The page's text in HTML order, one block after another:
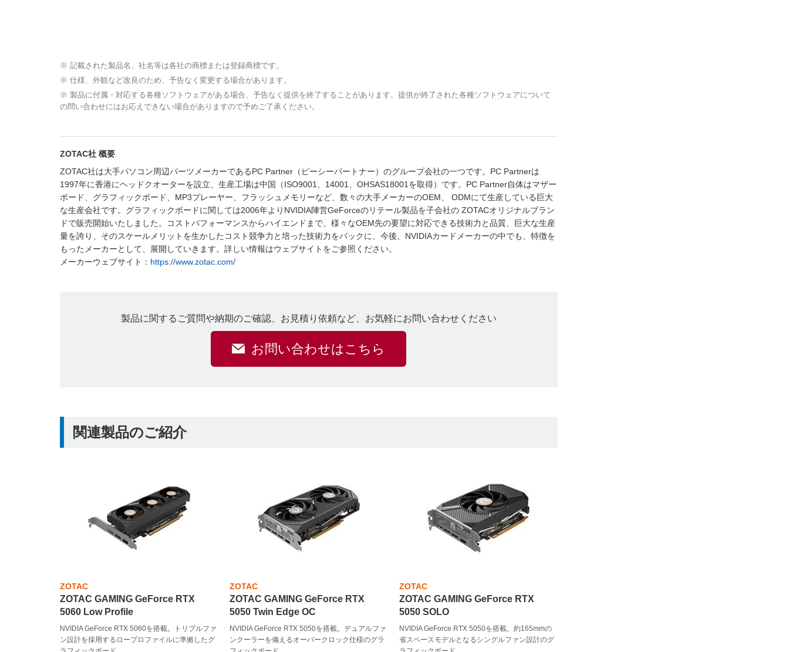
※ 記載された製品名、社名等は各社の商標または登録商標です。
※ 仕様、外観など改良のため、予告なく変更する場合があります。
※ 製品に付属・対応する各種ソフトウェアがある場合、予告なく提供を終了することがあります。提供が終了された各種ソフトウェアについて
の問い合わせにはお応えできない場合がありますので予めご了承ください。
ZOTAC社 概要
ZOTAC社は大手パソコン周辺パーツメーカーであるPC Partner（ピーシーパートナー）のグループ会社の一つです。PC Partnerは
1997年に香港にヘッドクオーターを設立、生産工場は中国（ISO9001、14001、OHSAS18001を取得）です。PC Partner自体はマザー
ボード、グラフィックボード、MP3プレーヤー、フラッシュメモリーなど、数々の大手メーカーのOEM、 ODMにて生産している巨大
な生産会社です。グラフィックボードに関しては2006年よりNVIDIA陣営GeForceのリテール製品を子会社の ZOTACオリジナルブラン
ドで販売開始いたしました。コストパフォーマンスからハイエンドまで、様々なOEM先の要望に対応できる技術力と品質、巨大な生産
量を誇り、そのスケールメリットを生かしたコスト競争力と培った技術力をバックに、今後、NVIDIAカードメーカーの中でも、特徴を
もったメーカーとして、展開していきます。詳しい情報はウェブサイトをご参照ください。
メーカーウェブサイト： https://www.zotac.com/
製品に関するご質問や納期のご確認、お見積り依頼など、お気軽にお問い合わせください
お問い合わせはこちら
関連製品のご紹介
ZOTAC
ZOTAC GAMING GeForce RTX
5060 Low Profile
NVIDIA GeForce RTX 5060を搭載。トリプルファ
ン設計を採用するロープロファイルに準拠したグ
ZOTAC
ZOTAC GAMING GeForce RTX
5050 Twin Edge OC
NVIDIA GeForce RTX 5050を搭載。デュアルファ
ンクーラーを備えるオーバークロック仕様のグラ
ZOTAC
ZOTAC GAMING GeForce RTX
5050 SOLO
NVIDIA GeForce RTX 5050を搭載。約165mmの
省スペースモデルとなるシングルファン設計のグ